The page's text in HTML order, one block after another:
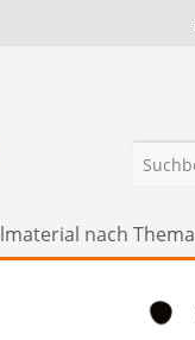
nach Thema